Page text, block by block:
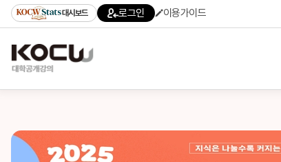
대시보드 로그인 이용가이드